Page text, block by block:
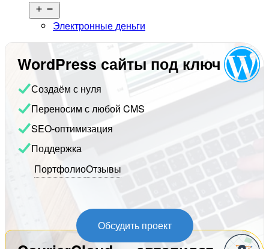
меню
Электронные деньги
WordPress сайты под ключ
Создаём с нуля
Переносим с любой CMS
SEO-оптимизация
Поддержка
ПортфолиоОтзывы
Обсудить проект